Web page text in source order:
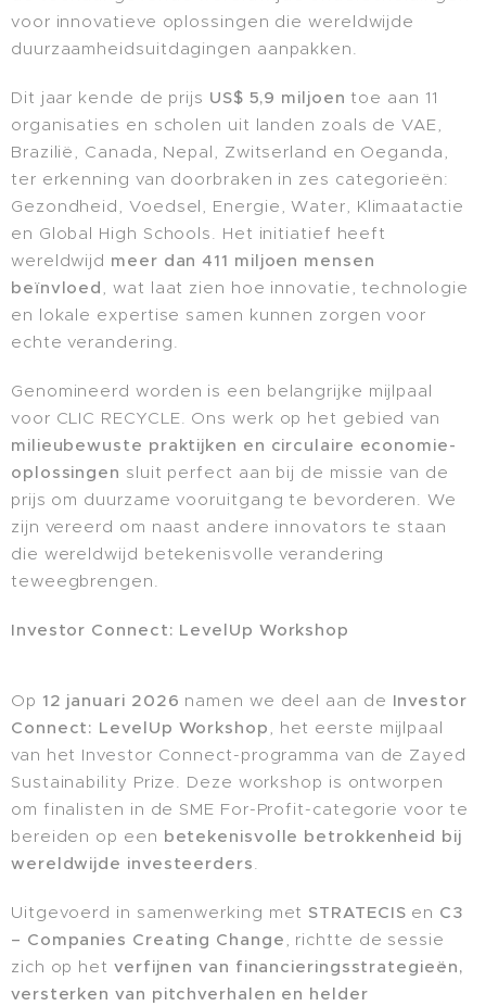
voor innovatieve oplossingen die wereldwijde
duurzaamheidsuitdagingen aanpakken.
Dit jaar kende de prijs US$ 5,9 miljoen toe aan 11
organisaties en scholen uit landen zoals de VAE,
Brazilië, Canada, Nepal, Zwitserland en Oeganda,
ter erkenning van doorbraken in zes categorieën:
Gezondheid, Voedsel, Energie, Water, Klimaatactie
en Global High Schools. Het initiatief heeft
wereldwijd meer dan 411 miljoen mensen
beïnvloed, wat laat zien hoe innovatie, technologie
en lokale expertise samen kunnen zorgen voor
echte verandering.
Genomineerd worden is een belangrijke mijlpaal
voor CLIC RECYCLE. Ons werk op het gebied van
milieubewuste praktijken en circulaire economie-
oplossingen sluit perfect aan bij de missie van de
prijs om duurzame vooruitgang te bevorderen. We
zijn vereerd om naast andere innovators te staan
die wereldwijd betekenisvolle verandering
teweegbrengen.
Investor Connect: LevelUp Workshop
Op 12 januari 2026 namen we deel aan de Investor
Connect: LevelUp Workshop, het eerste mijlpaal
van het Investor Connect-programma van de Zayed
Sustainability Prize. Deze workshop is ontworpen
om finalisten in de SME For-Profit-categorie voor te
bereiden op een betekenisvolle betrokkenheid bij
wereldwijde investeerders.
Uitgevoerd in samenwerking met STRATECIS en C3
– Companies Creating Change, richtte de sessie
zich op het verfijnen van financieringsstrategieën,
versterken van pitchverhalen en helder